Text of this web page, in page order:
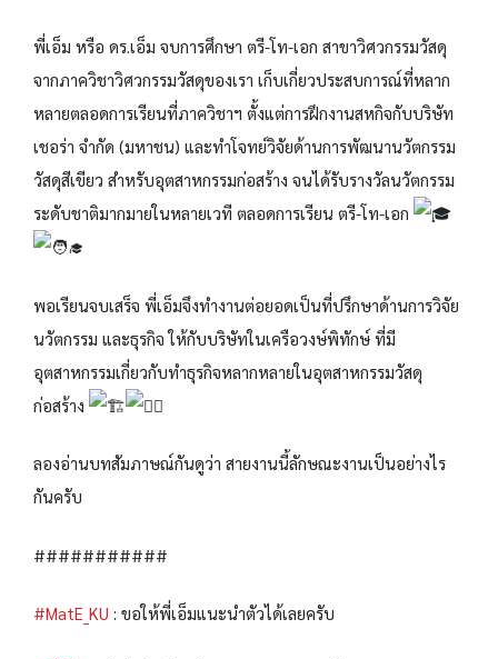
พี่เอ็ม หรือ ดร.เอ็ม จบการศึกษา ตรี-โท-เอก สาขาวิศวกรรมวัสดุ
จากภาควิชาวิศวกรรมวัสดุของเรา เก็บเกี่ยวประสบการณ์ที่หลาก
หลายตลอดการเรียนที่ภาควิชาฯ ตั้งแต่การฝึกงานสหกิจกับบริษัท
เชอร่า จำกัด (มหาชน) และทำโจทย์วิจัยด้านการพัฒนานวัตกรรม
วัสดุสีเขียว สำหรับอุตสาหกรรมก่อสร้าง จนได้รับรางวัลนวัตกรรม
ระดับชาติมากมายในหลายเวที ตลอดการเรียน ตรี-โท-เอก
พอเรียนจบเสร็จ พี่เอ็มจึงทำงานต่อยอดเป็นที่ปรึกษาด้านการวิจัย
นวัตกรรม และธุรกิจ ให้กับบริษัทในเครือวงษ์พิทักษ์ ที่มี
อุตสาหกรรมเกี่ยวกับทำธุรกิจหลากหลายในอุตสาหกรรมวัสดุ
ก่อสร้าง
ลองอ่านบทสัมภาษณ์กันดูว่า สายงานนี้ลักษณะงานเป็นอย่างไร
กันครับ
###########
#MatE_KU : ขอให้พี่เอ็มแนะนำตัวได้เลยครับ